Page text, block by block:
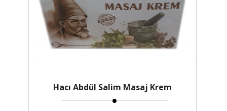
Hacı Abdül Salim Masaj Krem